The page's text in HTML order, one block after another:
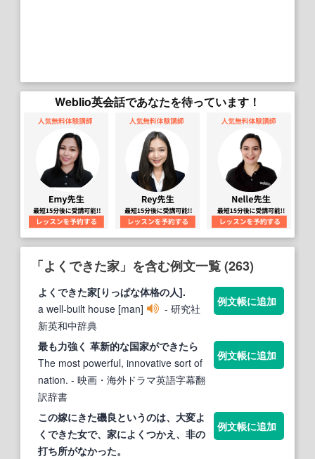
Weblio英会話であなたを待っています！
「よくできた家」を含む例文一覧 (263)
よくできた家[りっぱな体格の人].
a well‐built house [man]
- 研究社
新英和中辞典
例文帳に追加
最も力強く 革新的な国家ができたら
The most powerful, innovative sort of
nation. - 映画・海外ドラマ英語字幕翻
訳辞書
例文帳に追加
この嫁にきた磯良というのは、大変よ
く できた女で、 家によく つかえ、非の
打ち所がなかった。
例文帳に追加